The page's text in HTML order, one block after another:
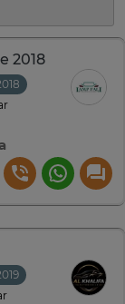
2018
Automatique
Automatique